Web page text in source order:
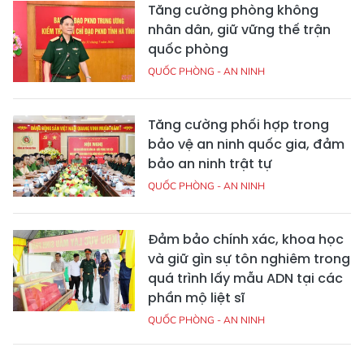
Tăng cường phòng không
nhân dân, giữ vững thế trận
quốc phòng
QUỐC PHÒNG - AN NINH
Tăng cường phối hợp trong
bảo vệ an ninh quốc gia, đảm
bảo an ninh trật tự
QUỐC PHÒNG - AN NINH
Đảm bảo chính xác, khoa học
và giữ gìn sự tôn nghiêm trong
quá trình lấy mẫu ADN tại các
phần mộ liệt sĩ
QUỐC PHÒNG - AN NINH